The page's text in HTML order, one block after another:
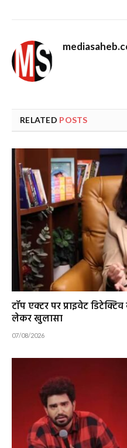
RELATED POSTS
टॉप एक्टर पर प्राइवेट
लेकर खुलासा
07/08/2026